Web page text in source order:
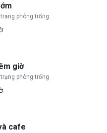
phòng trống
giờ
phòng trống
cafe